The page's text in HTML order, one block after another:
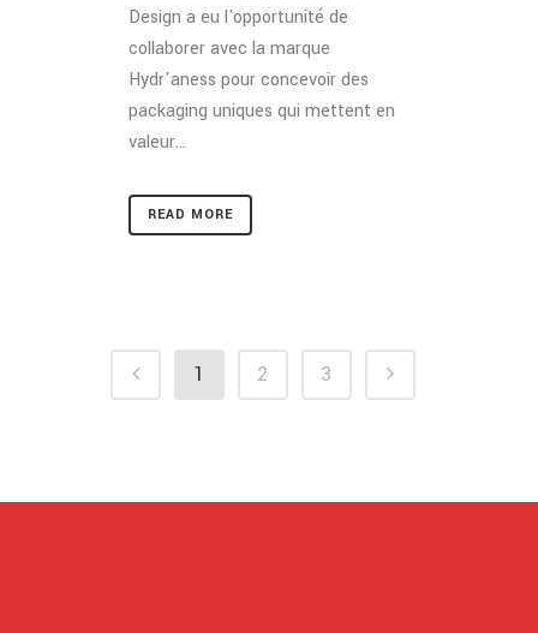
Design a eu l'opportunité de
collaborer avec la marque
Hydr'aness pour concevoir des
packaging uniques qui mettent en
valeur...
READ MORE
1 2 3